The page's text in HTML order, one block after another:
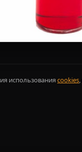
использованияcookies,